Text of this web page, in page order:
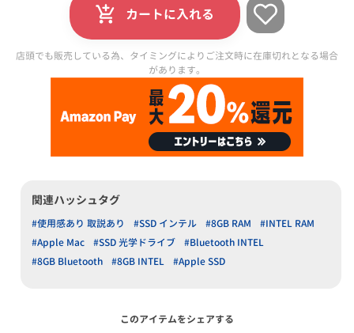
カートに入れる
店頭でも販売している為、タイミングによりご注文時に在庫切れとなる場合
があります。
関連ハッシュタグ
#使用感あり 取説あり #SSD インテル #8GB RAM
#INTEL RAM
#Apple Mac
#SSD 光学ドライブ
#Bluetooth INTEL
#8GB Bluetooth
#8GB INTEL #Apple SSD
このアイテムをシェアする